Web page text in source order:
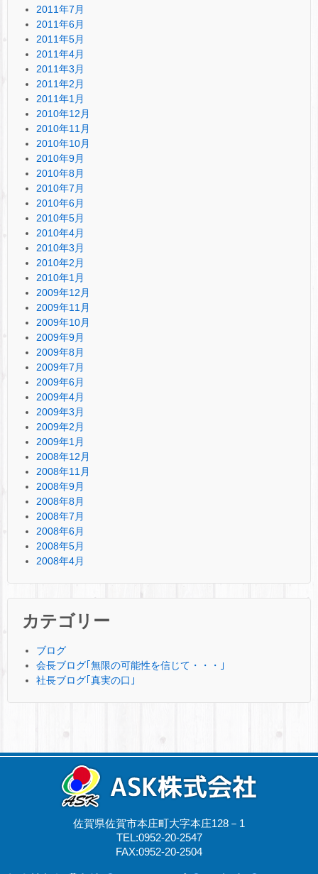
2011年7月
2011年6月
2011年5月
2011年4月
2011年3月
2011年2月
2011年1月
2010年12月
2010年11月
2010年10月
2010年9月
2010年8月
2010年7月
2010年6月
2010年5月
2010年4月
2010年3月
2010年2月
2010年1月
2009年12月
2009年11月
2009年10月
2009年9月
2009年8月
2009年7月
2009年6月
2009年4月
2009年3月
2009年2月
2009年1月
2008年12月
2008年11月
2008年9月
2008年8月
2008年7月
2008年6月
2008年5月
2008年4月
カテゴリー
ブログ
会長ブログ｢無限の可能性を信じて・・・｣
社長ブログ｢真実の口｣
佐賀県佐賀市本庄町大字本庄128－1
TEL:0952-20-2547
FAX:0952-20-2504